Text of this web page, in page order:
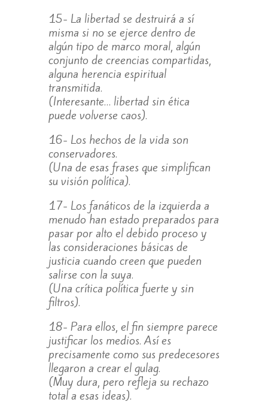
15- La libertad se destruirá a sí
misma si no se ejerce dentro de
algún tipo de marco moral, algún
conjunto de creencias compartidas,
alguna herencia espiritual
transmitida.
(Interesante… libertad sin ética
puede volverse caos).
16- Los hechos de la vida son
conservadores.
(Una de esas frases que simplifican
su visión política).
17- Los fanáticos de la izquierda a
menudo han estado preparados para
pasar por alto el debido proceso y
las consideraciones básicas de
justicia cuando creen que pueden
salirse con la suya.
(Una crítica política fuerte y sin
filtros).
18- Para ellos, el fin siempre parece
justificar los medios. Así es
precisamente como sus predecesores
llegaron a crear el gulag.
(Muy dura, pero refleja su rechazo
total a esas ideas).